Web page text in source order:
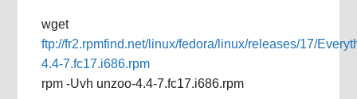
wget
ftp://fr2.rpmfind.net/linux/fedora/linux/releases/17/
4.4-7.fc17.i686.rpm
rpm -Uvh unzoo-4.4-7.fc17.i686.rpm